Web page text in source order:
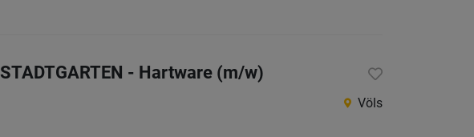
- Hartware (m/w)
Völs